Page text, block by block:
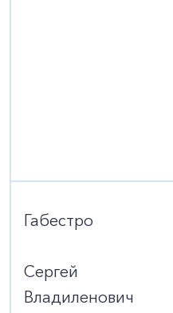
Габестро
Сергей
Владиленович